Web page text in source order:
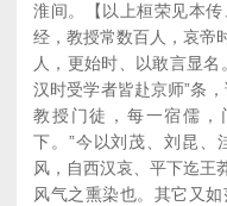
淮间。【以上桓荣见本
经，教授常数百人，哀帝
人，更始时、以敢言显
汉时受学者皆赴京师”条
教授门徒，每一宿儒，
下。”今以刘茂、刘昆、
风，自西汉哀、平下迄王
风气之熏染也。其它又